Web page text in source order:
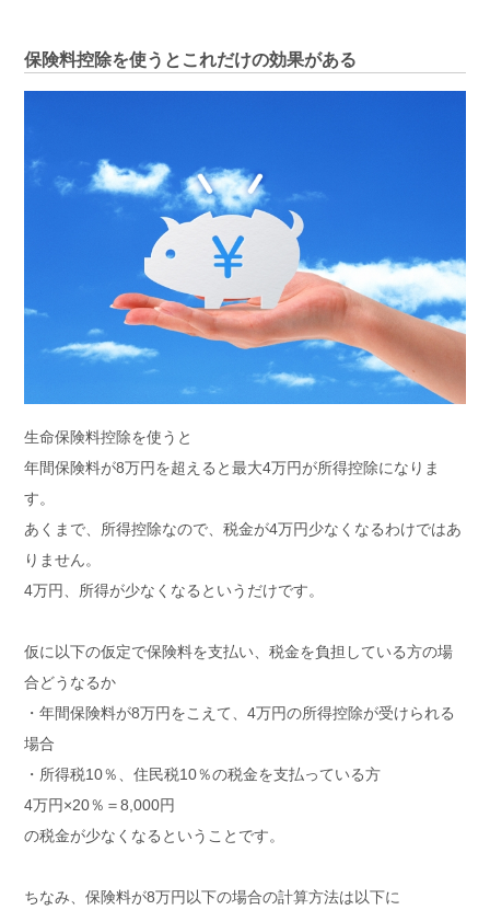
保険料控除を使うとこれだけの効果がある
生命保険料控除を使うと
年間保険料が8万円を超えると最大4万円が所得控除になりま
す。
あくまで、所得控除なので、税金が4万円少なくなるわけではあ
りません。
4万円、所得が少なくなるというだけです。
仮に以下の仮定で保険料を支払い、税金を負担している方の場
合どうなるか
・年間保険料が8万円をこえて、4万円の所得控除が受けられる
場合
・所得税10％、住民税10％の税金を支払っている方
4万円×20％＝8,000円
の税金が少なくなるということです。
ちなみ、保険料が8万円以下の場合の計算方法は以下に